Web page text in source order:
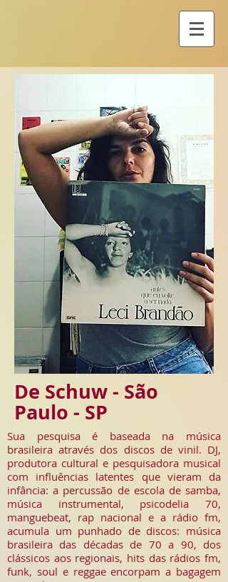
De Schuw - São
Paulo - SP
Sua pesquisa é baseada na música
brasileira através dos discos de vinil. DJ,
produtora cultural e pesquisadora musical
com influências latentes que vieram da
infância: a percussão de escola de samba,
música instrumental, psicodelia 70,
manguebeat, rap nacional e a rádio fm,
acumula um punhado de discos: música
brasileira das décadas de 70 a 90, dos
clássicos aos regionais, hits das rádios fm,
funk, soul e reggae encorpam a bagagem